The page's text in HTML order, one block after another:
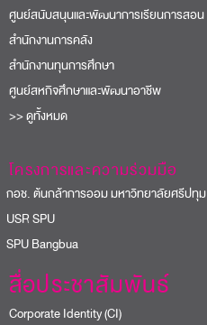
ศูนย์สนับสนุนและพัฒนาการเรียนการสอน
สำนักงานการคลัง
สำนักงานทุนการศึกษา
ศูนย์สหกิจศึกษาและพัฒนาอาชีพ
>> ดูทั้งหมด
โครงการและความร่วมมือ
ช. ต้นกล้าการออม มหาวิทยาลัยศรีปทุม
SPU
Bangbua
สื่อประชาสัมพันธ์
Corporate Identity (CI)